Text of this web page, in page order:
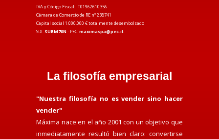
IVA y Código Fiscal: IT01962610356
Cámara de Comercio de RE n° 238741
Capital social 1.000.000 € totalmente desembolsado
SDI: SUBM70N - PEC:maximaspa@pec.it
La filosofía empresarial
"Nuestra filosofía no es vender sino hacer
vender"
Máxima nace en el año 2001 con un objetivo que
inmediatamente resultó bien claro: convertirse